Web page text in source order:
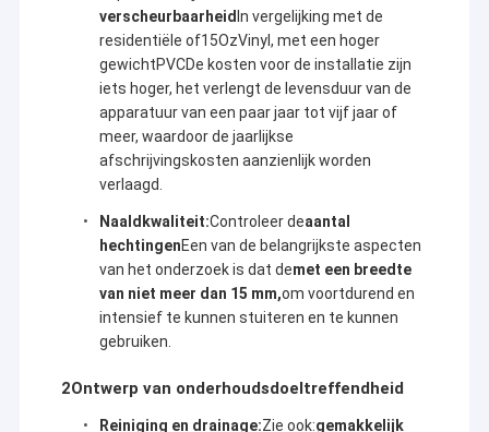
verscheurbaarheidIn vergelijking met de
residentiële of15OzVinyl, met een hoger
gewichtPVCDe kosten voor de installatie zijn
iets hoger, het verlengt de levensduur van de
apparatuur van een paar jaar tot vijf jaar of
meer, waardoor de jaarlijkse
afschrijvingskosten aanzienlijk worden
verlaagd.
Naaldkwaliteit:Controleer deaantal
hechtingenEen van de belangrijkste aspecten
van het onderzoek is dat demet een breedte
van niet meer dan 15 mm,om voortdurend en
intensief te kunnen stuiteren en te kunnen
gebruiken.
2Ontwerp van onderhoudsdoeltreffendheid
Reiniging en drainage:Zie ook:gemakkelijk